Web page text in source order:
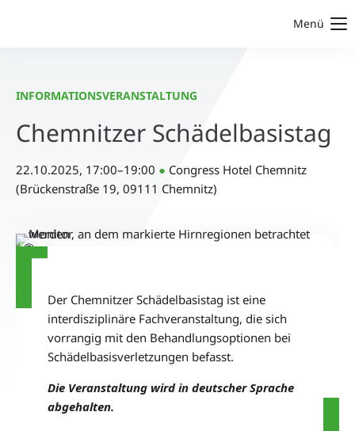
Menü
INFORMATIONSVERANSTALTUNG
Chemnitzer Schädelbasistag
22.10.2025, 17:00–19:00 ● Congress Hotel Chemnitz
(Brückenstraße 19, 09111 Chemnitz)
©
Der Chemnitzer Schädelbasistag ist eine
interdisziplinäre Fachveranstaltung, die sich
vorrangig mit den Behandlungsoptionen bei
Schädelbasisverletzungen befasst.
Die Veranstaltung wird in deutscher Sprache
abgehalten.